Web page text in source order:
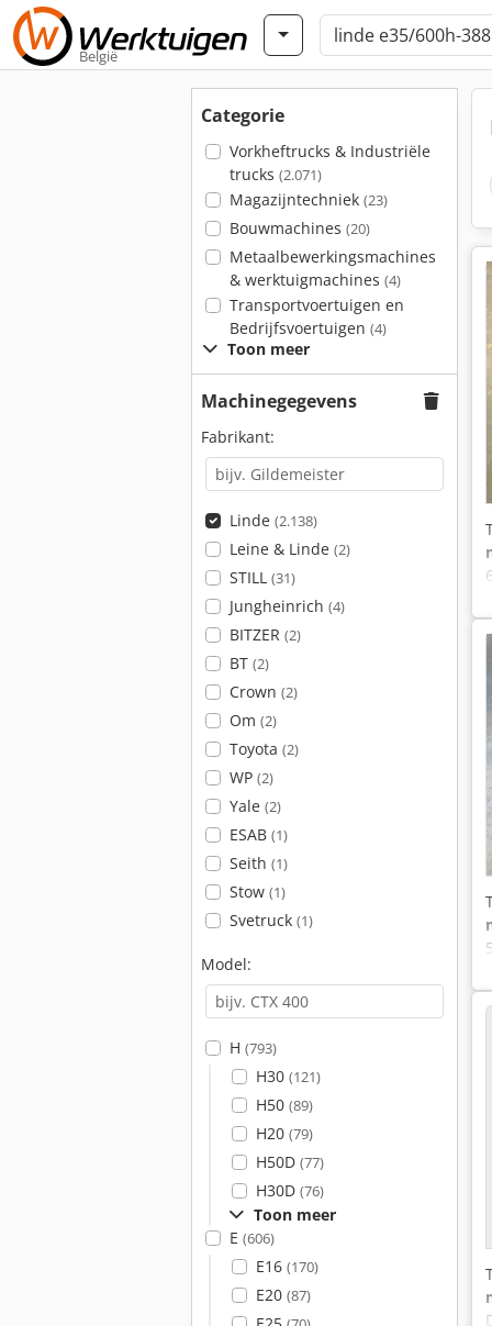
België
Categorie
Vorkheftrucks & Industriële
trucks (2.071)
Magazijntechniek (23)
Bouwmachines (20)
Metaalbewerkingsmachines
& werktuigmachines (4)
Transportvoertuigen en
Bedrijfsvoertuigen (4)
Toon meer
Machinegegevens
Fabrikant:
Linde (2.138)
Leine & Linde (2)
STILL (31)
Jungheinrich (4)
BITZER (2)
BT (2)
Crown (2)
Om (2)
Toyota (2)
WP (2)
Yale (2)
ESAB (1)
Seith (1)
Stow (1)
Svetruck (1)
Model:
H (793)
H30 (121)
H50 (89)
H20 (79)
H50D (77)
H30D (76)
Toon meer
E (606)
E16 (170)
E20 (87)